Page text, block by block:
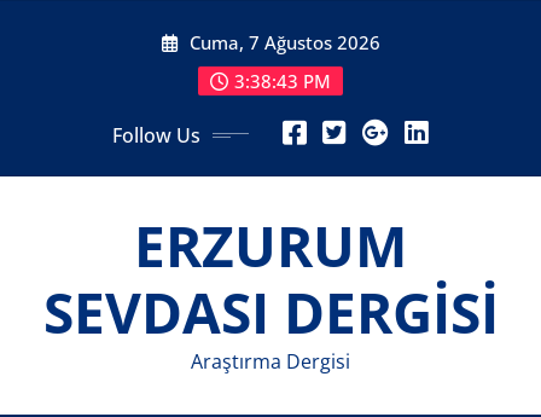
Cuma, 7 Ağustos 2026
3:38:45 PM
Follow Us
ERZURUM
SEVDASI DERGİSİ
Araştırma Dergisi